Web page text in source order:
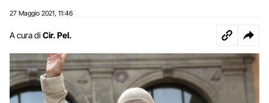
27 Maggio 2021 11:46
A cura di Cir. Pel.